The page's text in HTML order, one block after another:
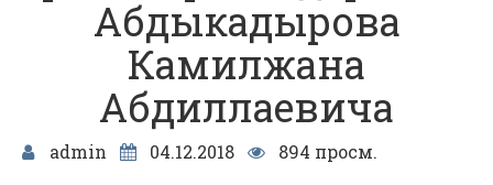
Абдыкадырова
Камилжана
Абдиллаевича
admin 04.12.2018
894 просм.